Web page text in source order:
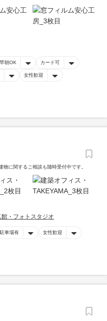
早朝OK カード可
女性歓迎
に関するご相談も随時受付中です。
館・フォトスタジオ
駐車場有 女性歓迎